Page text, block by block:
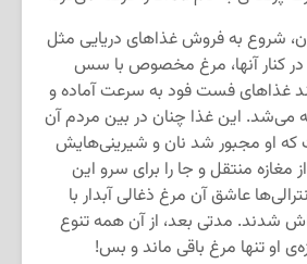
شروع به فروش غذاهای دریایی مثل
کنار آنها، مرغ مخصوص با سس
غذاهای فست فود به سرعت آماده و
می‌شد. این غذا چنان در بین مردم آن
او مجبور شد نان و شیرینی‌هایش
مغازه منتقل و جا را برای سرو این
عاشق آن مرغ ذغالی آبدار با
شدند. مدتی بعد، از آن همه تنوع
او تنها مرغ باقی ماند و بس!